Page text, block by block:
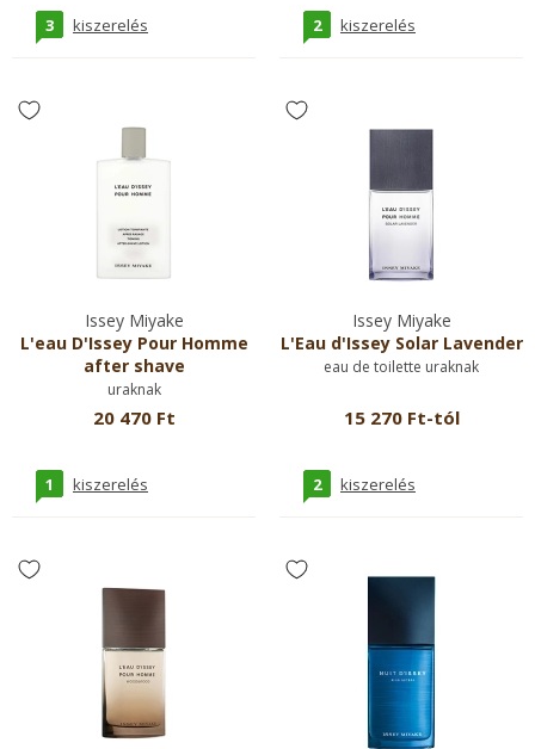
3 kiszerelés 2 kiszerelés
Issey Miyake
L'eau D'Issey Pour Homme
after shave
uraknak
20 470 Ft
1 kiszerelés
Issey Miyake
L'Eau d'Issey Solar Lavender
eau de toilette uraknak
15 270 Ft-tól
2 kiszerelés